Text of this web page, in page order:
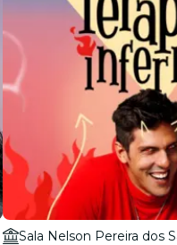
Sala Nelson Pereira dos